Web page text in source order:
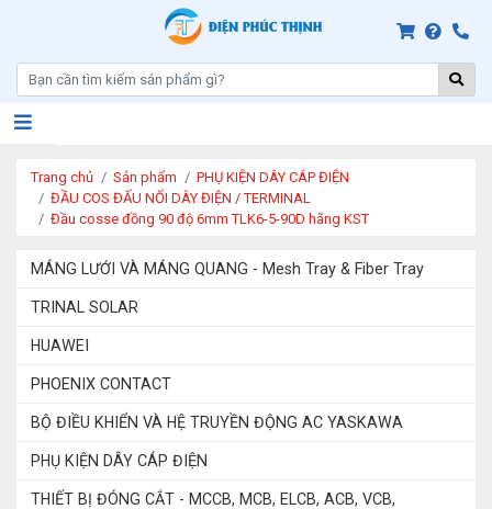
Trang chủ Sản phẩm
PHỤ KIỆN DÂY CÁP ĐIỆN
ĐẦU COS ĐẤU NỐI DÂY ĐIỆN / TERMINAL
Đầu cosse đồng 90 độ 6mm TLK6-5-90D hãng KST
MÁNG LƯỚI VÀ MÁNG QUANG - Mesh Tray & Fiber Tray
TRINAL SOLAR
HUAWEI
PHOENIX CONTACT
BỘ ĐIỀU KHIỂN VÀ HỆ TRUYỀN ĐỘNG AC YASKAWA
PHỤ KIỆN DÂY CÁP ĐIỆN
THIẾT BỊ ĐÓNG CẮT - MCCB, MCB, ELCB, ACB, VCB,